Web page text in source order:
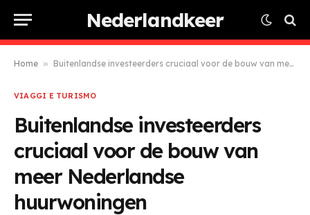
Nederlandkeer
Home » Buitenlandse investeerders cruciaal voor de bouw van meer Nederlandse huurwoningen
VIAGGI E TURISMO
Buitenlandse investeerders
cruciaal voor de bouw van
meer Nederlandse
huurwoningen